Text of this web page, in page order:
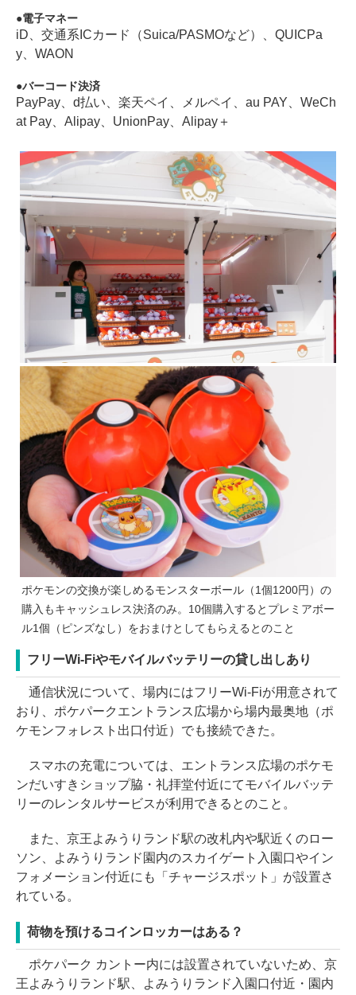
電子マネー
iD、交通系ICカード（Suica/PASMOなど）、QUICPa
y、WAON
バーコード決済
PayPay、d払い、楽天ペイ、メルペイ、au PAY、WeCh
at Pay、Alipay、UnionPay、Alipay＋
ポケモンの交換が楽しめるモンスターボール（1個1200円）の
購入もキャッシュレス決済のみ。10個購入するとプレミアボー
ル1個（ピンズなし）をおまけとしてもらえるとのこと
フリーWi-Fiやモバイルバッテリーの貸し出しあり
通信状況について、場内にはフリーWi-Fiが用意されて
おり、ポケパークエントランス広場から場内最奥地（ポ
ケモンフォレスト出口付近）でも接続できた。
スマホの充電については、エントランス広場のポケモ
ンだいすきショップ脇・礼拝堂付近にてモバイルバッテ
リーのレンタルサービスが利用できるとのこと。
また、京王よみうりランド駅の改札内や駅近くのロー
ソン、よみうりランド園内のスカイゲート入園口やイン
フォメーション付近にも「チャージスポット」が設置さ
れている。
荷物を預けるコインロッカーはある？
ポケパーク カントー内には設置されていないため、京
王よみうりランド駅、よみうりランド入園口付近・園内